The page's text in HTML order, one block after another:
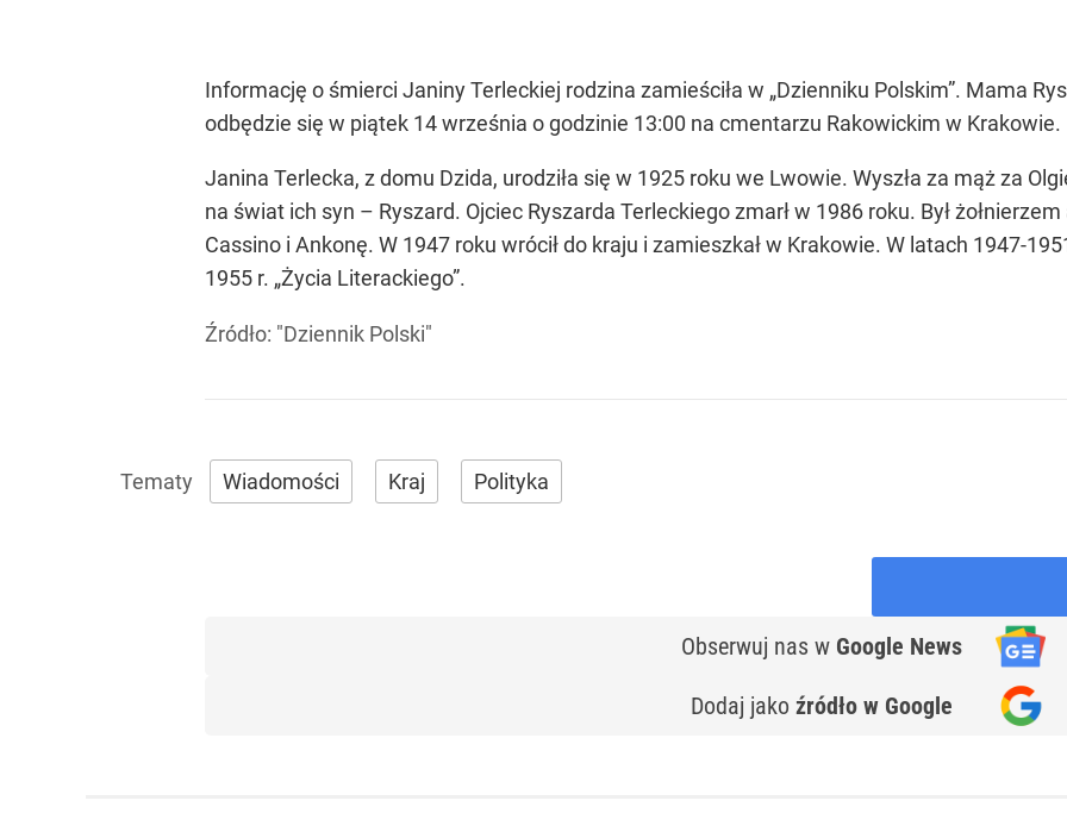
Informację o śmierci Janiny Terleckiej rodzina zamieściła w „Dzienniku Polskim”. Mama
odbędzie się w piątek 14 września o godzinie 13:00 na cmentarzu Rakowickim w Krakowie.
Janina Terlecka, z domu Dzida, urodziła się w 1925 roku we Lwowie. Wyszła za mąż za
na świat ich syn – Ryszard. Ojciec Ryszarda Terleckiego zmarł w 1986 roku. Był
Cassino i Ankonę. W 1947 roku wrócił do kraju i zamieszkał w Krakowie. W latach 1947-
1955 r. „Życia Literackiego”.
Źródło: "Dziennik Polski"
Wiadomości Kraj Polityka
Obserwuj nas w Google News
Dodaj jako źródło w Google